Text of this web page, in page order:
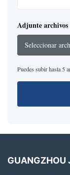
Adjunte archivos
Seleccionar
Puedes subir hasta 5
GUANGZHOU